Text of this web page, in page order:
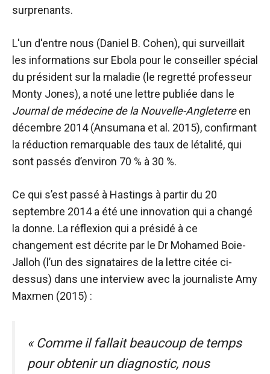
surprenants.
L'un d'entre nous (Daniel B. Cohen), qui surveillait
les informations sur Ebola pour le conseiller spécial
du président sur la maladie (le regretté professeur
Monty Jones), a noté une lettre publiée dans le
Journal de médecine de la Nouvelle-Angleterreen
décembre 2014 (Ansumana et al. 2015), confirmant
la réduction remarquable des taux de létalité, qui
sont passés d’environ 70 % à 30 %.
Ce qui s’est passé à Hastings à partir du 20
septembre 2014 a été une innovation qui a changé
la donne. La réflexion qui a présidé à ce
changement est décrite par le Dr Mohamed Boie-
Jalloh (l’un des signataires de la lettre citée ci-
dessus) dans une interview avec la journaliste Amy
Maxmen (2015) :
« Comme il fallait beaucoup de temps
pour obtenir un diagnostic, nous